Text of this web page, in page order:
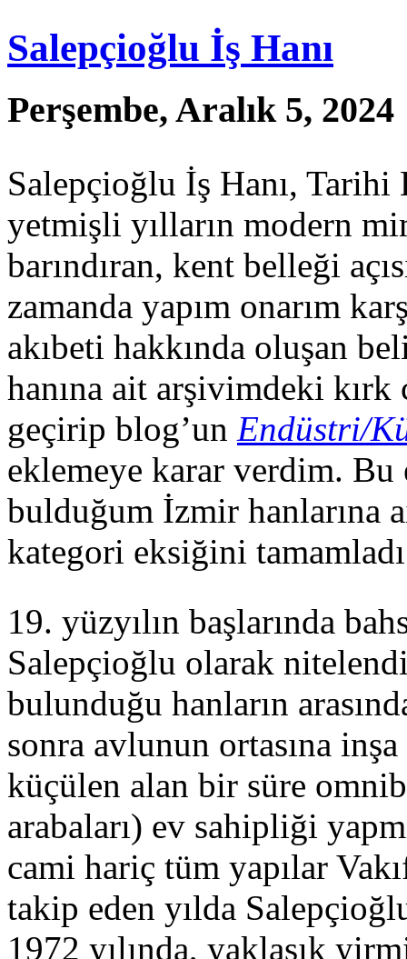
Salepçioğlu İş Hanı
Perşembe, Aralık 5, 2024
Salepçioğlu İş Hanı, Tarihi
yetmişli yılların modern
barındıran, kent belleği
zamanda yapım onarım
akıbeti hakkında oluşan
hanına ait arşivimdeki
geçirip blog’un Endüstri/
eklemeye karar verdim. Bu
bulduğum İzmir hanlarına
kategori eksiğini
19. yüzyılın başlarında
Salepçioğlu olarak
bulunduğu hanların
sonra avlunun ortasına
küçülen alan bir süre
arabaları) ev sahipliği
cami hariç tüm yapılar
takip eden yılda
1972 yılında, yaklaşık